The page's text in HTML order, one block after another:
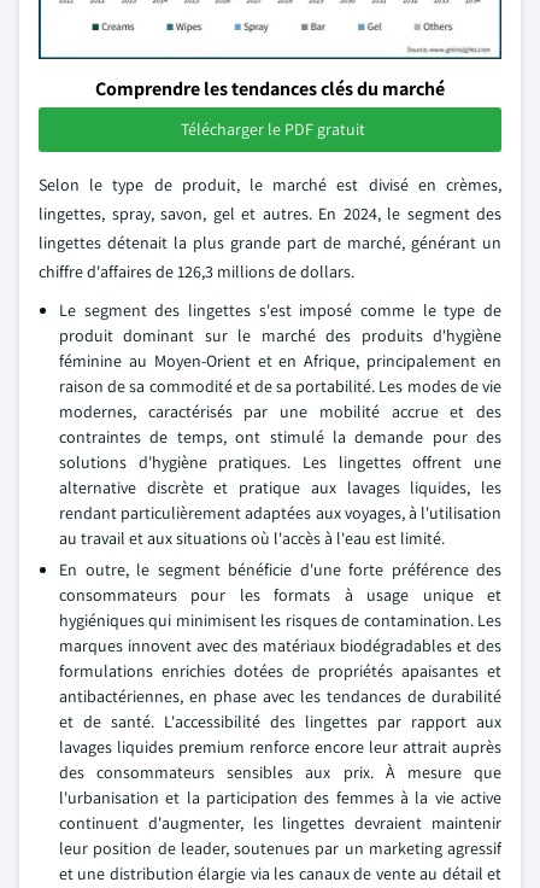
Comprendre les tendances clés du marché
Télécharger le PDF gratuit
Selon le type de produit, le marché est divisé en crèmes,
lingettes, spray, savon, gel et autres. En 2024, le segment des
lingettes détenait la plus grande part de marché, générant un
chiffre d'affaires de 126,3 millions de dollars.
Le segment des lingettes s'est imposé comme le type de
produit dominant sur le marché des produits d'hygiène
féminine au Moyen-Orient et en Afrique, principalement en
raison de sa commodité et de sa portabilité. Les modes de vie
modernes, caractérisés par une mobilité accrue et des
contraintes de temps, ont stimulé la demande pour des
solutions d'hygiène pratiques. Les lingettes offrent une
alternative discrète et pratique aux lavages liquides, les
rendant particulièrement adaptées aux voyages, à l'utilisation
au travail et aux situations où l'accès à l'eau est limité.
En outre, le segment bénéficie d'une forte préférence des
consommateurs pour les formats à usage unique et
hygiéniques qui minimisent les risques de contamination. Les
marques innovent avec des matériaux biodégradables et des
formulations enrichies dotées de propriétés apaisantes et
antibactériennes, en phase avec les tendances de durabilité
et de santé. L'accessibilité des lingettes par rapport aux
lavages liquides premium renforce encore leur attrait auprès
des consommateurs sensibles aux prix. À mesure que
l'urbanisation et la participation des femmes à la vie active
continuent d'augmenter, les lingettes devraient maintenir
leur position de leader, soutenues par un marketing agressif
et une distribution élargie via les canaux de vente au détail et